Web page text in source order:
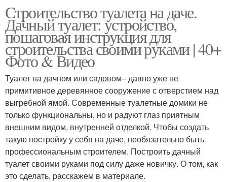
Строительство туалета на даче.
Дачный туалет: устройство,
пошаговая инструкция для
строительства своими руками | 40+
Фото & Видео
Туалет на дачном или садовом– давно уже не
примитивное деревянное сооружение с отверстием над
выгребной ямой. Современные туалетные домики не
только функциональны, но и радуют глаз приятным
внешним видом, внутренней отделкой. Чтобы создать
такую постройку у себя на даче, необязательно быть
профессиональным строителем. Построить дачный
туалет своими руками под силу даже новичку. О том, как
это сделать, расскажем в материале.